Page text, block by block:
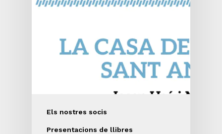
Els nostres socis
Presentacions de llibres